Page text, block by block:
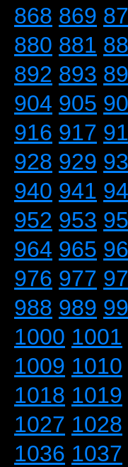
868 869
880 881
892 893
904 905
916 917
928 929
940 941
952 953
964 965
976 977
988 989
1000 1001
1009 1010
1018 1019
1027 1028
1036 1037